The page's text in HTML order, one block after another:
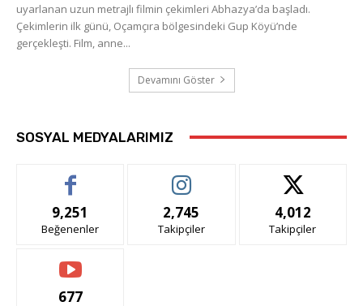
uyarlanan uzun metrajlı filmin çekimleri Abhazya’da başladı.
Çekimlerin ilk günü, Oçamçıra bölgesindeki Gup Köyü’nde
gerçekleşti. Film, anne...
Devamını Göster
SOSYAL MEDYALARIMIZ
9,251
Beğenenler
2,745
Takipçiler
4,012
Takipçiler
677